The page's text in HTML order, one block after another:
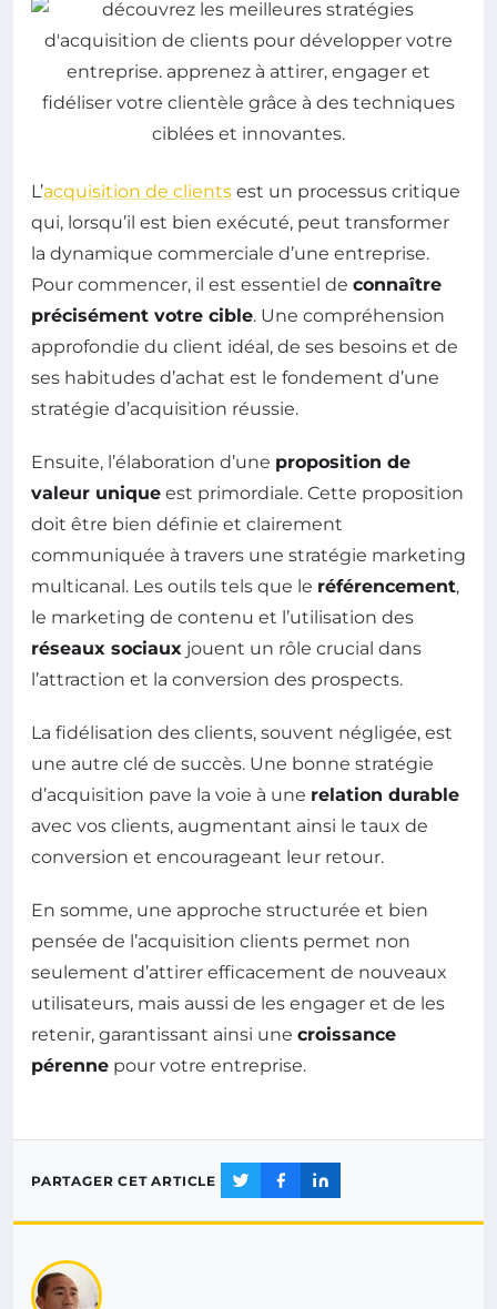
L’acquisition de clients est un processus critique
qui, lorsqu’il est bien exécuté, peut transformer
la dynamique commerciale d’une entreprise.
Pour commencer, il est essentiel de connaître
précisément votre cible. Une compréhension
approfondie du client idéal, de ses besoins et de
ses habitudes d’achat est le fondement d’une
stratégie d’acquisition réussie.
Ensuite, l’élaboration d’une proposition de
valeur unique est primordiale. Cette proposition
doit être bien définie et clairement
communiquée à travers une stratégie marketing
multicanal. Les outils tels que le référencement,
le marketing de contenu et l’utilisation des
réseaux sociaux jouent un rôle crucial dans
l’attraction et la conversion des prospects.
La fidélisation des clients, souvent négligée, est
une autre clé de succès. Une bonne stratégie
d’acquisition pave la voie à une relation durable
avec vos clients, augmentant ainsi le taux de
conversion et encourageant leur retour.
En somme, une approche structurée et bien
pensée de l’acquisition clients permet non
seulement d’attirer efficacement de nouveaux
utilisateurs, mais aussi de les engager et de les
retenir, garantissant ainsi une croissance
pérenne pour votre entreprise.
PARTAGER CET ARTICLE